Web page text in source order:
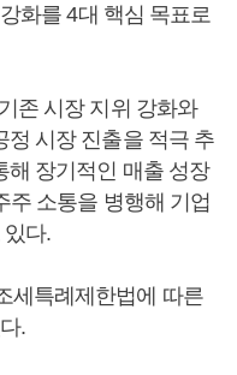
화를 4대 핵심 목표로
존 시장 지위 강화와
정 시장 진출을 적극 추
해 장기적인 매출 성장
주 소통을 병행해 기업
다.
세특례제한법에 따른
.